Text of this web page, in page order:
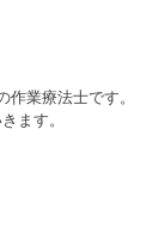
業療法士です。
ます。